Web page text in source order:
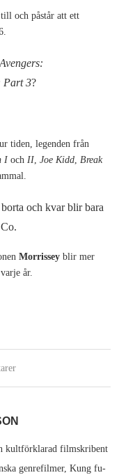
och påstår att ett
Avengers:
Part 3?
tiden, legenden från
I och II, Joe Kidd, Break
och kvar blir bara
Morrissey blir mer
år.
kultförklarad filmskribent
genrefilmer, Kung fu-